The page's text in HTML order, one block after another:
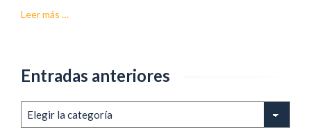
Leer más acerca
aportado
Institituto
de
…
Entradas anteriores
Entradas
anteriores